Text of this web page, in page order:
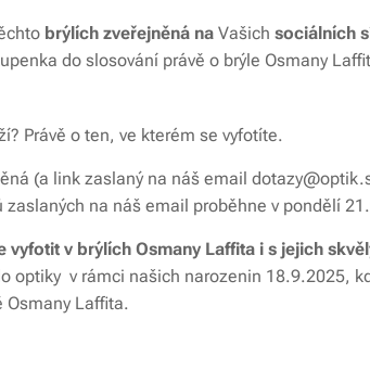
brýlích zveřejněná na Vašich sociálních
do slosování právě o brýle Osmany
Právě o ten, ve kterém se vyfotíte.
(a link zaslaný na náš email
zaslaných na náš email proběhne v pondělí
vyfotit v brýlích Osmany Laffita i s jejich
optiky v rámci našich narozenin 18.9.2025,
Osmany Laffita.